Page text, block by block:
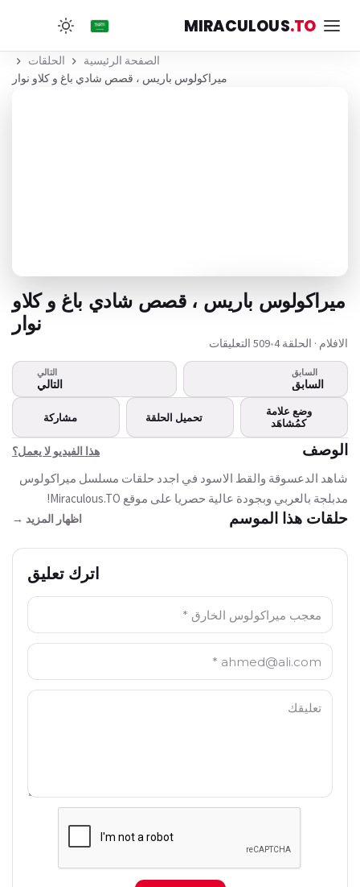
MIRACULOUS.TO
الصفحة الرئيسية
الحلقات
ميراكولوس باريس ، قصص شادي باغ و کلاو نوار
هذا الفيديو لا يعمل؟
هذا الفيديو غير متوفر
حاليا
حاول مرة أخرى
ميراكولوس باريس ، قصص شادي باغ و کلاو
نوار
الافلام · الحلقة 4 •509 التعليقات
السابق
السابق
التالي
التالي
وضع علامة
كمُشاهَد
تحميل الحلقة مشاركة
الوصف هذا الفيديو لا يعمل؟
شاهد الدعسوقة والقط الاسود في اجدد حلقات مسلسل ميراكولوس
مدبلجة بالعربي وبجودة عالية حصريا على موقع Miraculous.TO!
حلقات هذا الموسم اظهار المزيد →
اترك تعليق
الاسم: *
البريد الالكتروني: *